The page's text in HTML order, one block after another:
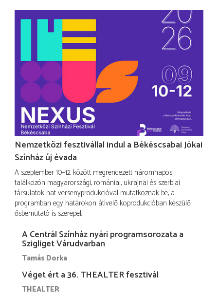
Nemzetközi fesztivállal indul a Békéscsabai Jókai
Színház új évada
A szeptember 10–12. között megrendezett háromnapos
találkozón magyarországi, romániai, ukrajnai és szerbiai
társulatok hat versenyprodukcióval mutatkoznak be, a
programban egy határokon átívelő koprodukcióban készülő
ősbemutató is szerepel.
A Centrál Színház nyári programsorozata a
Szigliget Várudvarban
Tamás Dorka
Véget ért a 36. THEALTER fesztivál
THEALTER